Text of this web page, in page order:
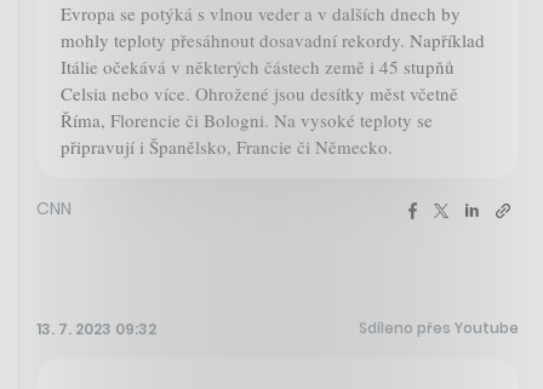
Evropa se potýká s vlnou veder a v dalších dnech by
mohly teploty přesáhnout dosavadní rekordy. Například
Itálie očekává v některých částech země i 45 stupňů
Celsia nebo více. Ohrožené jsou desítky měst včetně
Říma, Florencie či Bologni. Na vysoké teploty se
připravují i Španělsko, Francie či Německo.
CNN
13. 7. 2023 09:32 Sdíleno přes Youtube